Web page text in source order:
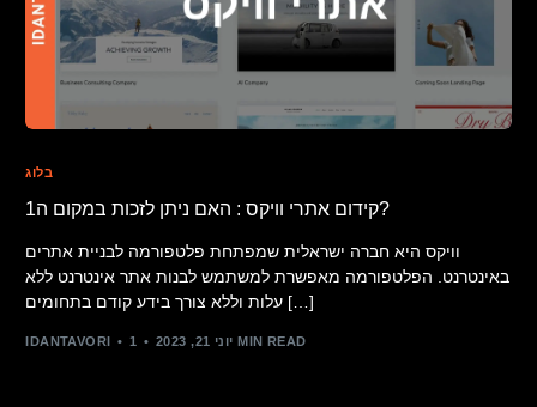
בלוג
קידום אתרי וויקס : האם ניתן לזכות במקום ה1?
וויקס היא חברה ישראלית שמפתחת פלטפורמה לבניית אתרים
באינטרנט. הפלטפורמה מאפשרת למשתמש לבנות אתר אינטרנט ללא
עלות וללא צורך בידע קודם בתחומים […]
IDANTAVORI יוני 21, 2023 1 MIN READ